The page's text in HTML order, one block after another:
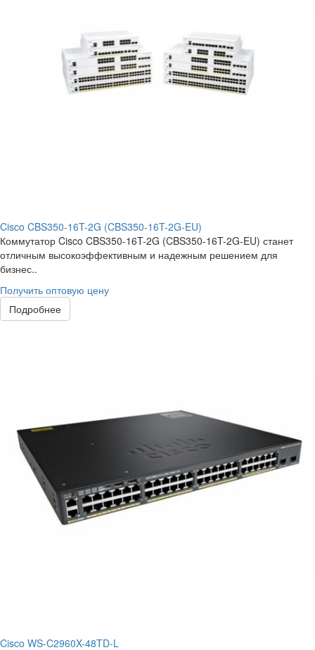
Cisco CBS350-16T-2G (CBS350-16T-2G-EU)
Коммутатор Cisco CBS350-16T-2G (CBS350-16T-2G-EU) станет
отличным высокоэффективным и надежным решением для
бизнес..
Получить оптовую цену
Подробнее
Cisco WS-C2960X-48TD-L